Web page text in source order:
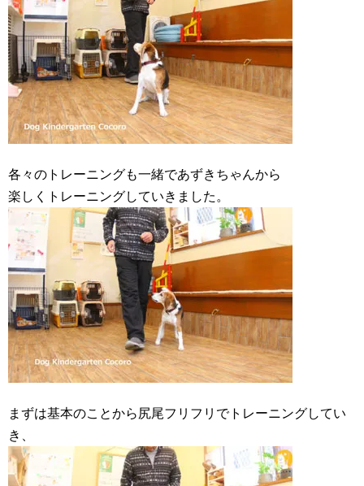
各々のトレーニングも一緒であずきちゃんから
楽しくトレーニングしていきました。
まずは基本のことから尻尾フリフリでトレーニングしてい
き、